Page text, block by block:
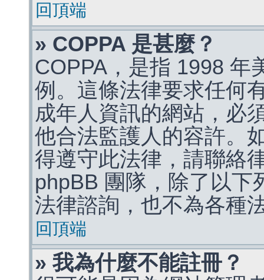
回頂端
» COPPA 是甚麼？
COPPA，是指 1998 年
例。這條法律要求任何
成年人資訊的網站，必
他合法監護人的容許。
得遵守此法律，請聯絡
phpBB 團隊，除了以下
法律諮詢，也不為各種
回頂端
» 我為什麼不能註冊？